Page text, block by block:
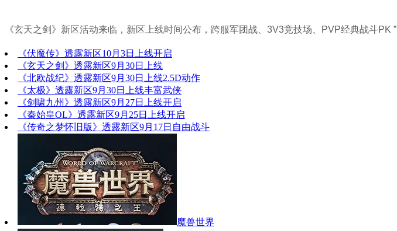
《玄天之剑》新区活动来临，新区上线时间公布，跨服军团战、3V3竞技场、PVP经典战斗PK ”
《伏魔传》透露新区10月3日上线开启
《玄天之剑》透露新区9月30日上线
《北欧战纪》透露新区9月30日上线2.5D动作
《太极》透露新区9月30日上线丰富武侠
《剑啸九州》透露新区9月27日上线开启
《秦始皇OL》透露新区9月25日上线开启
《传奇之梦怀旧版》透露新区9月17日自由战斗
魔兽世界